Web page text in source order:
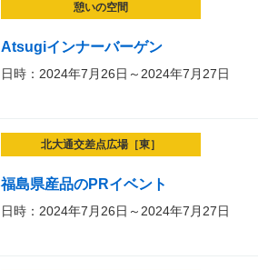
憩いの空間
Atsugiインナーバーゲン
日時：2024年7月26日～2024年7月27日
北大通交差点広場［東］
福島県産品のPRイベント
日時：2024年7月26日～2024年7月27日